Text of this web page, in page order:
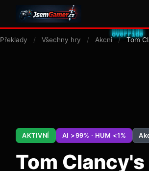
Překlady / Všechny hry / Akcni / Tom
AKTIVNÍ AI >99% · HUM <1%
Tom